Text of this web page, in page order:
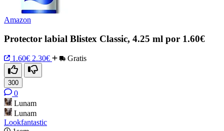
Amazon
Protector labial Blistex Classic, 4.25 ml por 1.60€
1.60€ 2.30€ Gratis
300
0
Lunam
Lunam
Lookfantastic